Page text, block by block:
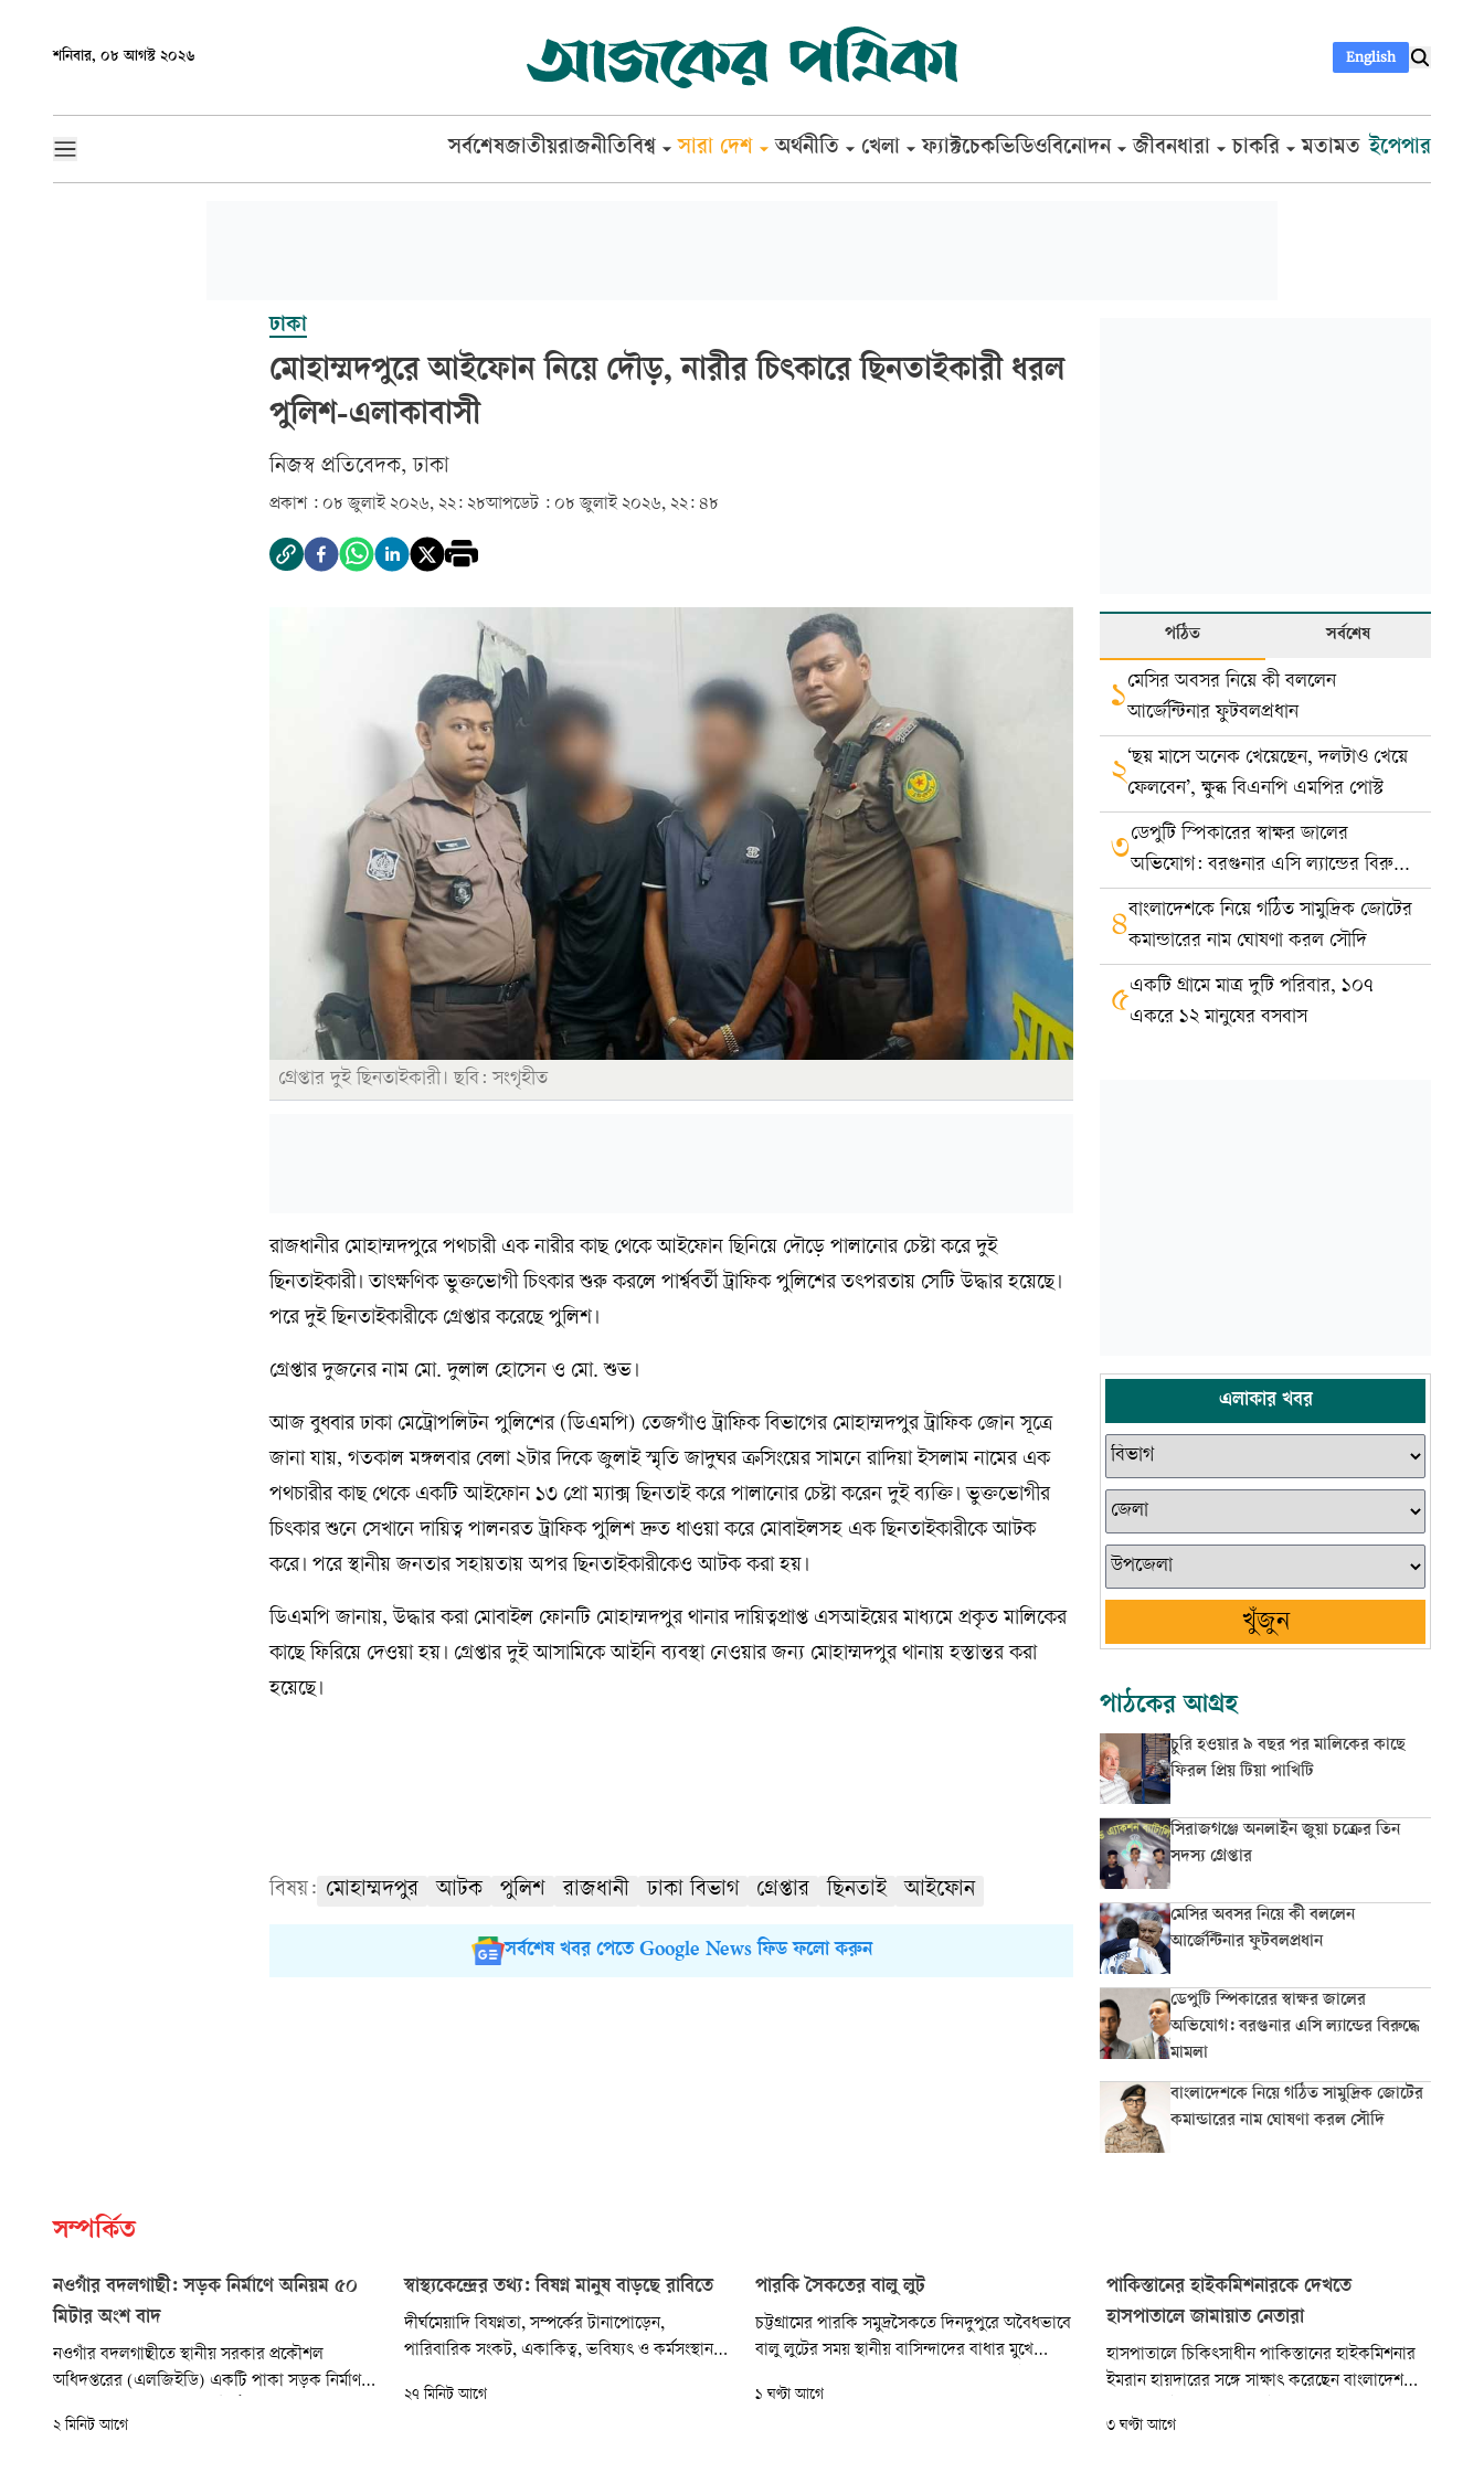
শনিবার, ০৮ আগস্ট ২০২৬ English
সর্বশেষজাতীয়রাজনীতিবিশ্ব সারা দেশ অর্থনীতি খেলা ফ্যাক্টচেকভিডিওবিনোদন জীবনধারা চাকরি মতামত ইপেপার
ঢাকা
মোহাম্মদপুরে আইফোন নিয়ে দৌড়, নারীর চিৎকারে ছিনতাইকারী ধরল
পুলিশ-এলাকাবাসী
‎নিজস্ব প্রতিবেদক, ঢাকা‎
প্রকাশ : ০৮ জুলাই ২০২৬, ২২: ২৮আপডেট : ০৮ জুলাই ২০২৬, ২২: ৪৮
গ্রেপ্তার দুই ছিনতাইকারী। ছবি: সংগৃহীত
রাজধানীর মোহাম্মদপুরে পথচারী এক নারীর কাছ থেকে আইফোন ছিনিয়ে দৌড়ে পালানোর চেষ্টা করে দুই
ছিনতাইকারী। তাৎক্ষণিক ভুক্তভোগী চিৎকার শুরু করলে পার্শ্ববর্তী ট্রাফিক পুলিশের তৎপরতায় সেটি উদ্ধার হয়েছে।
পরে দুই ছিনতাইকারীকে গ্রেপ্তার করেছে পুলিশ।
গ্রেপ্তার দুজনের নাম মো. দুলাল হোসেন ও মো. শুভ।
আজ বুধবার ঢাকা মেট্রোপলিটন পুলিশের (ডিএমপি) তেজগাঁও ট্রাফিক বিভাগের মোহাম্মদপুর ট্রাফিক জোন সূত্রে
জানা যায়, গতকাল মঙ্গলবার বেলা ২টার দিকে জুলাই স্মৃতি জাদুঘর ক্রসিংয়ের সামনে রাদিয়া ইসলাম নামের এক
পথচারীর কাছ থেকে একটি আইফোন ১৩ প্রো ম্যাক্স ছিনতাই করে পালানোর চেষ্টা করেন দুই ব্যক্তি। ভুক্তভোগীর
চিৎকার শুনে সেখানে দায়িত্ব পালনরত ট্রাফিক পুলিশ দ্রুত ধাওয়া করে মোবাইলসহ এক ছিনতাইকারীকে আটক
করে। পরে স্থানীয় জনতার সহায়তায় অপর ছিনতাইকারীকেও আটক করা হয়।
ডিএমপি জানায়, উদ্ধার করা মোবাইল ফোনটি মোহাম্মদপুর থানার দায়িত্বপ্রাপ্ত এসআইয়ের মাধ্যমে প্রকৃত মালিকের
কাছে ফিরিয়ে দেওয়া হয়। গ্রেপ্তার দুই আসামিকে আইনি ব্যবস্থা নেওয়ার জন্য মোহাম্মদপুর থানায় হস্তান্তর করা
হয়েছে।
বিষয়: মোহাম্মদপুর আটক পুলিশ রাজধানী ঢাকা বিভাগ গ্রেপ্তার ছিনতাই আইফোন
সর্বশেষ খবর পেতে Google News ফিড ফলো করুন
পঠিত সর্বশেষ
১মেসির অবসর নিয়ে কী বললেন
আর্জেন্টিনার ফুটবলপ্রধান
২‘ছয় মাসে অনেক খেয়েছেন, দলটাও খেয়ে
ফেলবেন’, ক্ষুব্ধ বিএনপি এমপির পোস্ট
৩ডেপুটি স্পিকারের স্বাক্ষর জালের
অভিযোগ: বরগুনার এসি ল্যান্ডের বিরুদ্ধে
মামলা
৪বাংলাদেশকে নিয়ে গঠিত সামুদ্রিক জোটের
কমান্ডারের নাম ঘোষণা করল সৌদি
৫একটি গ্রামে মাত্র দুটি পরিবার, ১০৭
একরে ১২ মানুষের বসবাস
এলাকার খবর
খুঁজুন
পাঠকের আগ্রহ
চুরি হওয়ার ৯ বছর পর মালিকের কাছে
ফিরল প্রিয় টিয়া পাখিটি
সিরাজগঞ্জে অনলাইন জুয়া চক্রের তিন
সদস্য গ্রেপ্তার
মেসির অবসর নিয়ে কী বললেন
আর্জেন্টিনার ফুটবলপ্রধান
ডেপুটি স্পিকারের স্বাক্ষর জালের
অভিযোগ: বরগুনার এসি ল্যান্ডের বিরুদ্ধে
মামলা
বাংলাদেশকে নিয়ে গঠিত সামুদ্রিক জোটের
কমান্ডারের নাম ঘোষণা করল সৌদি
সম্পর্কিত
নওগাঁর বদলগাছী: সড়ক নির্মাণে অনিয়ম ৫০
মিটার অংশ বাদ
নওগাঁর বদলগাছীতে স্থানীয় সরকার প্রকৌশল
অধিদপ্তরের (এলজিইডি) একটি পাকা সড়ক নির্মাণ
পুরো সড়ক অন্তর্ভুক্ত থাকলেও বাস্তবে শেষ প্রান্তের
২ মিনিট আগে
স্বাস্থ্যকেন্দ্রের তথ্য: বিষণ্ন মানুষ বাড়ছে রাবিতে
দীর্ঘমেয়াদি বিষণ্নতা, সম্পর্কের টানাপোড়েন,
পারিবারিক সংকট, একাকিত্ব, ভবিষ্যৎ ও কর্মসংস্থান
শিক্ষার্থী, শিক্ষক ও কর্মকর্তা-কর্মচারীদের মধ্যে বাড়ছে
২৭ মিনিট আগে
পারকি সৈকতের বালু লুট
চট্টগ্রামের পারকি সমুদ্রসৈকতে দিনদুপুরে অবৈধভাবে
বালু লুটের সময় স্থানীয় বাসিন্দাদের বাধার মুখে
সৈকতের লুসাই পার্ক অংশে এ ঘটনা ঘটে।
১ ঘণ্টা আগে
পাকিস্তানের হাইকমিশনারকে দেখতে
হাসপাতালে জামায়াত নেতারা
হাসপাতালে চিকিৎসাধীন পাকিস্তানের হাইকমিশনার
ইমরান হায়দারের সঙ্গে সাক্ষাৎ করেছেন বাংলাদেশ
এমপি মিয়া গোলাম পরওয়ার। রাজধানীর কন্টিনেন্টাল
৩ ঘণ্টা আগে